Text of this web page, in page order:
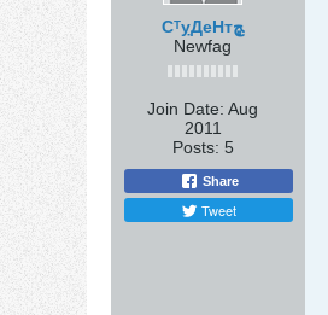
СᵀỵДеНтﭿ
Newfag
Join Date: Aug
2011
Posts: 5
Share
Tweet